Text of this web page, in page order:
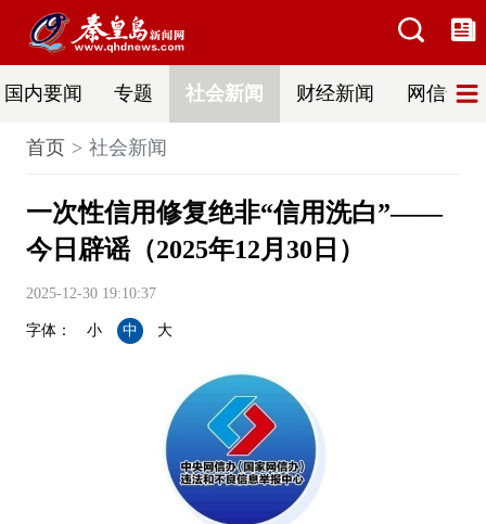
国内要闻 专题 社会新闻 财经新闻 网信普法
首页 社会新闻
一次性信用修复绝非“信用洗白”——
今日辟谣（2025年12月30日）
2025-12-30 19:10:37
字体： 小 中 大